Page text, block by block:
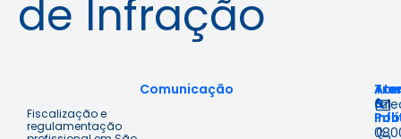
de Infração
Fiscalização e
regulamentação
Comunicação
à
&